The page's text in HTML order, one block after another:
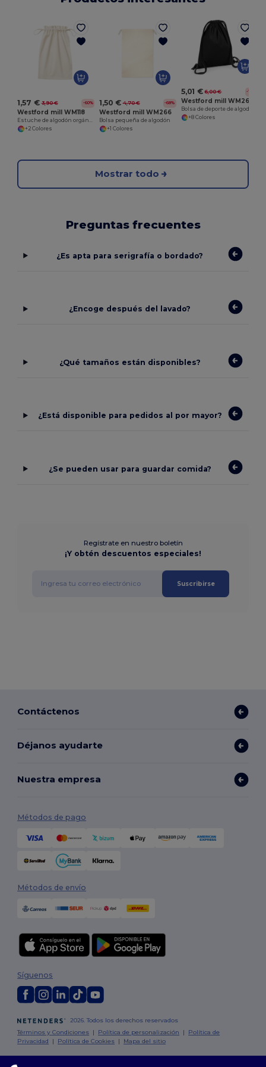
1,57 € 3,90 € -60%
Westford mill WM118
+2 Colores
1,50 € 4,70 € -68%
Westford mill WM266
Bolsa pequeña de algodón
+1 Colores
5,01 € 6,00 € -17%
Westford mill WM260
+8 Colores
Mostrar todo
Preguntas frecuentes
¿Es apta para serigrafía o bordado?
¿Encoge después del lavado?
¿Qué tamaños están disponibles?
¿Está disponible para pedidos al por mayor?
¿Se pueden usar para guardar comida?
Regístrate en nuestro boletín
¡Y obtén descuentos especiales!
Suscribirse
Contáctenos
Déjanos ayudarte
Nuestra empresa
Métodos de pago
Métodos de envío
2026. Todos los derechos reservados
Términos y Condiciones | Política de personalización | Política de
Privacidad | Política de Cookies | Mapa del sitio
Síguenos